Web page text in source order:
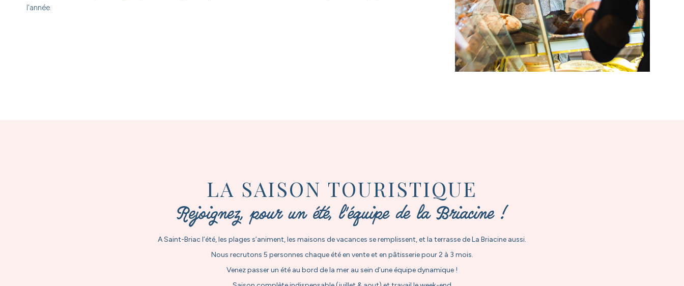
l'année.
LA SAISON TOURISTIQUE
Rejoignez, pour un été, l'équipe de la Briacine !
A Saint-Briac l’été, les plages s’animent, les maisons de vacances se remplissent, et la terrasse de La Briacine aussi.
Nous recrutons 5 personnes chaque été en vente et en pâtisserie pour 2 à 3 mois.
Venez passer un été au bord de la mer au sein d’une équipe dynamique !